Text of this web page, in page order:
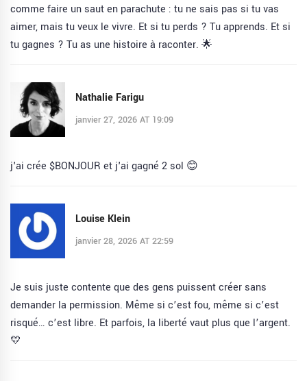
comme faire un saut en parachute : tu ne sais pas si tu vas
aimer, mais tu veux le vivre. Et si tu perds ? Tu apprends. Et si
tu gagnes ? Tu as une histoire à raconter. 🌟
Nathalie Farigu
janvier 27, 2026 AT 19:09
j'ai crée $BONJOUR et j'ai gagné 2 sol 😊
Louise Klein
janvier 28, 2026 AT 22:59
Je suis juste contente que des gens puissent créer sans
demander la permission. Même si c’est fou, même si c’est
risqué… c’est libre. Et parfois, la liberté vaut plus que l’argent.
💛